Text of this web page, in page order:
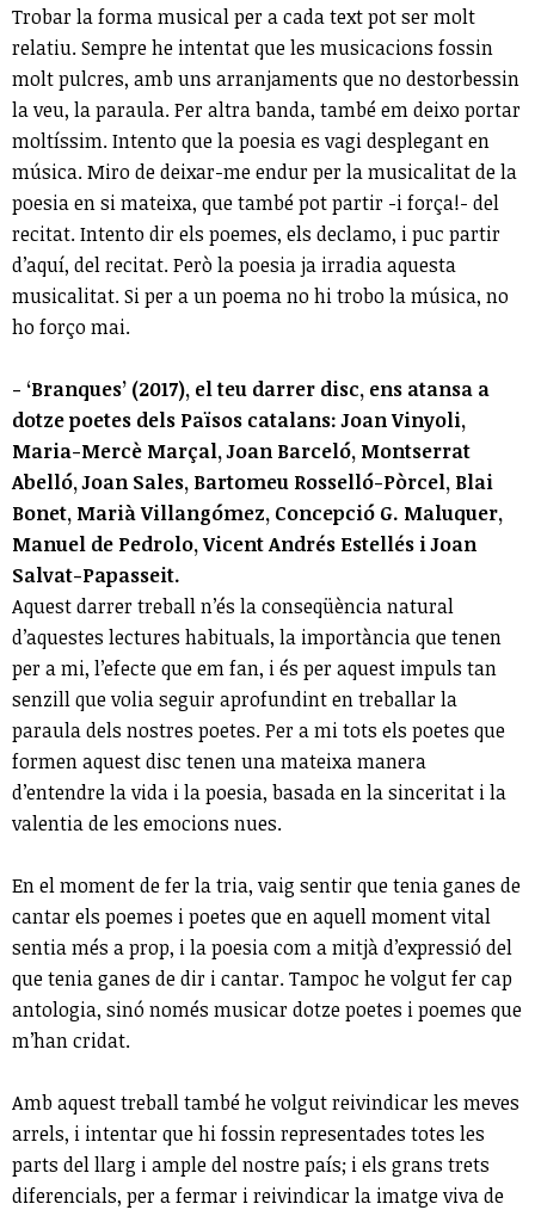
Trobar la forma musical per a cada text pot ser molt
relatiu. Sempre he intentat que les musicacions fossin
molt pulcres, amb uns arranjaments que no destorbessin
la veu, la paraula. Per altra banda, també em deixo portar
moltíssim. Intento que la poesia es vagi desplegant en
música. Miro de deixar-me endur per la musicalitat de la
poesia en si mateixa, que també pot partir -i força!- del
recitat. Intento dir els poemes, els declamo, i puc partir
d’aquí, del recitat. Però la poesia ja irradia aquesta
musicalitat. Si per a un poema no hi trobo la música, no
ho forço mai.
- ‘Branques’ (2017), el teu darrer disc, ens atansa a
dotze poetes dels Països catalans: Joan Vinyoli,
Maria-Mercè Marçal, Joan Barceló, Montserrat
Abelló, Joan Sales, Bartomeu Rosselló-Pòrcel, Blai
Bonet, Marià Villangómez, Concepció G. Maluquer,
Manuel de Pedrolo, Vicent Andrés Estellés i Joan
Salvat-Papasseit.
Aquest darrer treball n’és la conseqüència natural
d’aquestes lectures habituals, la importància que tenen
per a mi, l’efecte que em fan, i és per aquest impuls tan
senzill que volia seguir aprofundint en treballar la
paraula dels nostres poetes. Per a mi tots els poetes que
formen aquest disc tenen una mateixa manera
d’entendre la vida i la poesia, basada en la sinceritat i la
valentia de les emocions nues.
En el moment de fer la tria, vaig sentir que tenia ganes de
cantar els poemes i poetes que en aquell moment vital
sentia més a prop, i la poesia com a mitjà d’expressió del
que tenia ganes de dir i cantar. Tampoc he volgut fer cap
antologia, sinó només musicar dotze poetes i poemes que
m’han cridat.
Amb aquest treball també he volgut reivindicar les meves
arrels, i intentar que hi fossin representades totes les
parts del llarg i ample del nostre país; i els grans trets
diferencials, per a fermar i reivindicar la imatge viva de